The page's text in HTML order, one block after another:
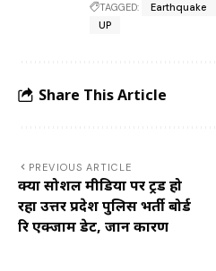
TAGGED: Earthquake
UP
Share This Article
PREVIOUS ARTICLE
क्यों सोशल मीडिया पर ट्रेंड हो
रहा उत्तर प्रदेश पुलिस भर्ती बोर्ड
रि एक्जाम डेट, जानें कारण